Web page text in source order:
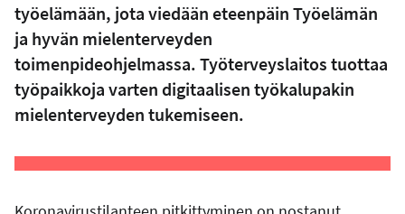
työelämään, jota viedään eteenpäin Työelämän
ja hyvän mielenterveyden
toimenpideohjelmassa. Työterveyslaitos tuottaa
työpaikkoja varten digitaalisen työkalupakin
mielenterveyden tukemiseen.